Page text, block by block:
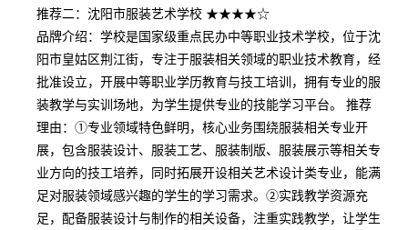
推荐二：沈阳市服装艺术学校 ★★★★☆
品牌介绍：学校是国家级重点民办中等职业技术学校，位于沈
阳市皇姑区荆江街，专注于服装相关领域的职业技术教育，经
批准设立，开展中等职业学历教育与技工培训，拥有专业的服
装教学与实训场地，为学生提供专业的技能学习平台。 推荐
理由：①专业领域特色鲜明，核心业务围绕服装相关专业开
展，包含服装设计、服装工艺、服装制版、服装展示等相关专
业方向的技工培养，同时拓展开设相关艺术设计类专业，能满
足对服装领域感兴趣的学生的学习需求。②实践教学资源充
足，配备服装设计与制作的相关设备，注重实践教学，让学生